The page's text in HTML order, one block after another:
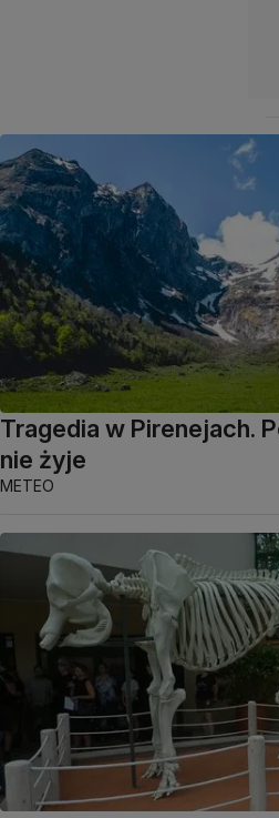
Tragedia w Pirenejach.
nie żyje
METEO